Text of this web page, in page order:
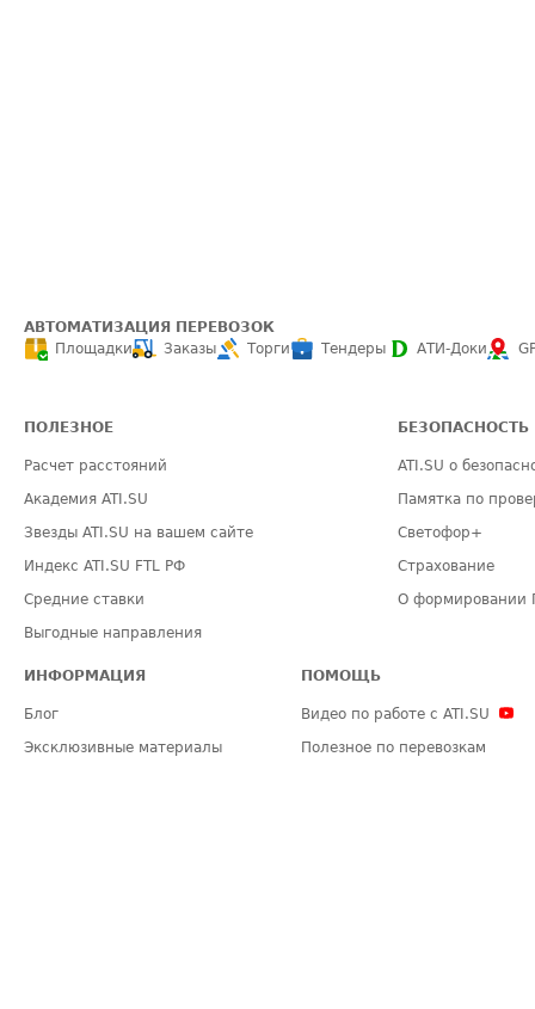
АВТОМАТИЗАЦИЯ ПЕРЕВОЗОК
Площадки
Заказы Торги Тендеры АТИ-Доки
ПОЛЕЗНОЕ
Расчет расстояний
Академия ATI.SU
Звезды ATI.SU на вашем сайте
Индекс ATI.SU FTL РФ
Средние ставки
Выгодные направления
БЕЗОПАСНОСТЬ
ATI.SU о
Памятка по
Светофор+
Страхование
О формировании
ИНФОРМАЦИЯ
Блог
Эксклюзивные материалы
ПОМОЩЬ
Видео по работе с ATI.SU
Полезное по перевозкам